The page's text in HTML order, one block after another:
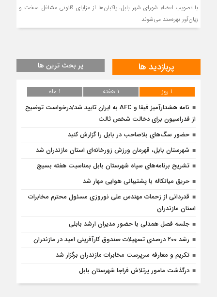
با تصویب اعضاء شورای شهر بابل، پاکبان‌ها از مزایای قانونی مشاغل سخت و
زیان‌آور بهره‌مند می‌شوند
پربازدید ها پر بحث ترین ها
۱ روز ۱ هفته
۱ ماه
نامه هشدارآمیز فیفا و AFC به ایران تایید شد/درخواست توضیح
از فدراسیون برای دخالت شخص ثالث
حضور سگ‌های بلاصاحب در بابل را ‌گزارش کنید
شهرستان بابل، قهرمان ورزش زورخانه‌ای استان مازندران شد
تشریح برنامه‌های سپاه شهرستان بابل بمناسبت هفته بسیج
حریق میانکاله با پشتیبانی هوایی مهار شد
قدردانی از زحمات مهندس علی نوروزی مسئول محترم مخابرات
استان مازندران
جلسه فصل همدلی با حضور مدیران ارشد بابلی
رشد ۲۰۰ درصدی تسهیلات صندوق کارآفرینی امید در مازندران
تکریم و معارفه سرپرست مخابرات مازندران برگزار شد
درگذشت مامور پرتلاش فراجا شهرستان بابل